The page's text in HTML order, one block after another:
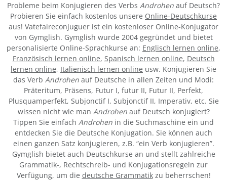
Probleme beim Konjugieren des Verbs Androhen auf Deutsch?
Probieren Sie einfach kostenlos unsere Online-Deutschkurse
aus! Vatefaireconjuguer ist ein kostenloser Online-Konjugator
von Gymglish. Gymglish wurde 2004 gegründet und bietet
personalisierte Online-Sprachkurse an: Englisch lernen online,
Französisch lernen online, Spanisch lernen online, Deutsch
lernen online, Italienisch lernen online usw. Konjugieren Sie
das Verb Androhen auf Deutsche in allen Zeiten und Modi:
Präteritum, Präsens, Futur I, futur II, Futur II, Perfekt,
Plusquamperfekt, Subjonctif I, Subjonctif II, Imperativ, etc. Sie
wissen nicht wie man Androhenauf Deutsch konjugiert?
Tippen Sie einfach Androhen in die Suchmaschine ein und
entdecken Sie die Deutsche Konjugation. Sie können auch
einen ganzen Satz konjugieren, z.B. “ein Verb konjugieren”.
Gymglish bietet auch Deutschkurse an und stellt zahlreiche
Grammatik-, Rechtschreib- und Konjugationsregeln zur
Verfügung, um die deutsche Grammatikzu beherrschen!